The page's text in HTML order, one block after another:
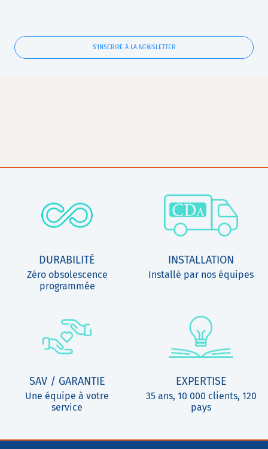
S'INSCRIRE À LA NEWSLETTER
DURABILITÉ
Zéro obsolescence
programmée
INSTALLATION
Installé par nos équipes
SAV / GARANTIE
Une équipe à votre
service
EXPERTISE
35 ans, 10 000 clients, 120
pays